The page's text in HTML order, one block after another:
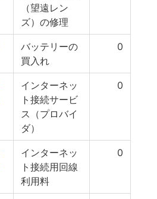
（望遠レン
ズ）の修理
バッテリーの
買入れ
0
インターネッ
ト接続サービ
ス（プロバイ
ダ）
0
インターネッ
ト接続用回線
利用料
0